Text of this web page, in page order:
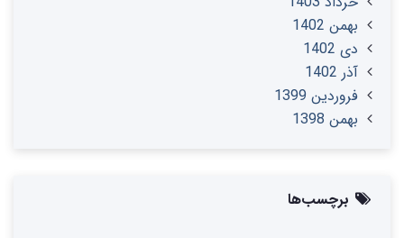
بهمن 1402
دی 1402
آذر 1402
فروردین 1399
بهمن 1398
برچسب‌ها